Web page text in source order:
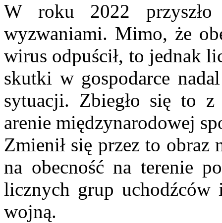
W roku 2022
wyzwaniami. Mimo, że
wirus odpuścił, to jednak
skutki w gospodarce
sytuacji. Zbiegło się to z
arenie międzynarodowej
Zmienił się przez to obraz
na obecność na terenie
licznych grup uchodźców
wojną.